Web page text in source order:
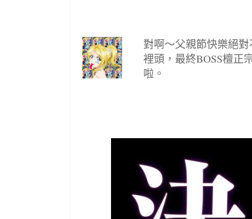
對啊～父親節快樂絕
裡頭，最終BOSS檀正
啦。